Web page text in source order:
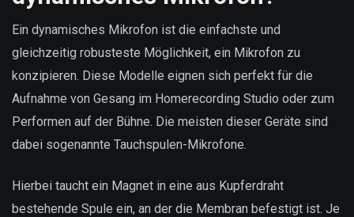
Ein dynamisches Mikrofon ist die einfachste und
gleichzeitig robusteste Möglichkeit, ein Mikrofon zu
konzipieren. Diese Modelle eignen sich perfekt für die
Aufnahme von Gesang im Homerecording Studio oder zum
Performen auf der Bühne. Die meisten dieser Geräte sind
dabei sogenannte Tauchspulen-Mikrofone.
Hierbei taucht ein Magnet in eine aus Kupferdraht
bestehende Spule ein, an der die Membran befestigt ist. Je